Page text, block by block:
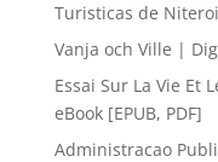
Turisticas de
Vanja och Ville |
Essai Sur La Vie Et
eBook [EPUB, PDF]
Administracao